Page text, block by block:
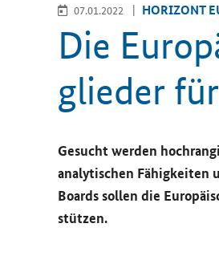
07.01.2022 HO­RI­ZONT
Die
glie­der
Ge­sucht wer­den
analytischen Fä­hig­kei­ten
Boardssol­len die
stüt­zen.